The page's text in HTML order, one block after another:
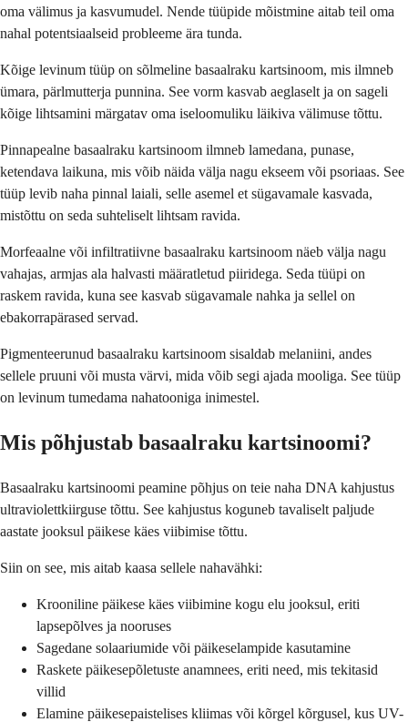
oma välimus ja kasvumudel. Nende tüüpide mõistmine aitab teil oma
nahal potentsiaalseid probleeme ära tunda.
Kõige levinum tüüp on sõlmeline basaalraku kartsinoom, mis ilmneb
ümara, pärlmutterja punnina. See vorm kasvab aeglaselt ja on sageli
kõige lihtsamini märgatav oma iseloomuliku läikiva välimuse tõttu.
Pinnapealne basaalraku kartsinoom ilmneb lamedana, punase,
ketendava laikuna, mis võib näida välja nagu ekseem või psoriaas. See
tüüp levib naha pinnal laiali, selle asemel et sügavamale kasvada,
mistõttu on seda suhteliselt lihtsam ravida.
Morfeaalne või infiltratiivne basaalraku kartsinoom näeb välja nagu
vahajas, armjas ala halvasti määratletud piiridega. Seda tüüpi on
raskem ravida, kuna see kasvab sügavamale nahka ja sellel on
ebakorrapärased servad.
Pigmenteerunud basaalraku kartsinoom sisaldab melaniini, andes
sellele pruuni või musta värvi, mida võib segi ajada mooliga. See tüüp
on levinum tumedama nahatooniga inimestel.
Mis põhjustab basaalraku kartsinoomi?
Basaalraku kartsinoomi peamine põhjus on teie naha DNA kahjustus
ultraviolettkiirguse tõttu. See kahjustus koguneb tavaliselt paljude
aastate jooksul päikese käes viibimise tõttu.
Siin on see, mis aitab kaasa sellele nahavähki:
Krooniline päikese käes viibimine kogu elu jooksul, eriti
lapsepõlves ja nooruses
Sagedane solaariumide või päikeselampide kasutamine
Raskete päikesepõletuste anamnees, eriti need, mis tekitasid
villid
Elamine päikesepaistelises kliimas või kõrgel kõrgusel, kus UV-